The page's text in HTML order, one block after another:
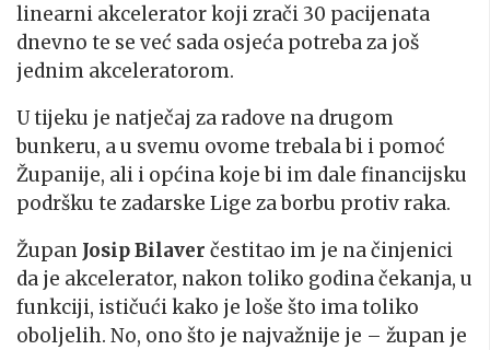
linearni akcelerator koji zrači 30 pacijenata
dnevno te se već sada osjeća potreba za još
jednim akceleratorom.
U tijeku je natječaj za radove na drugom
bunkeru, a u svemu ovome trebala bi i pomoć
Županije, ali i općina koje bi im dale financijsku
podršku te zadarske Lige za borbu protiv raka.
Župan Josip Bilaver čestitao im je na činjenici
da je akcelerator, nakon toliko godina čekanja, u
funkciji, ističući kako je loše što ima toliko
oboljelih. No, ono što je najvažnije je – župan je